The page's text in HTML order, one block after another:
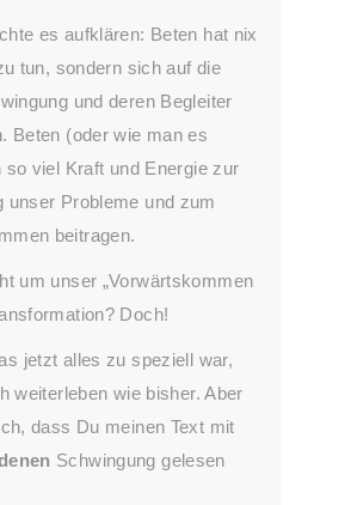
es aufklären: Beten hat nix
tun, sondern sich auf die
und deren Begleiter
Beten (oder wie man es
so viel Kraft und Energie zur
unser Probleme und zum
beitragen.
um unser „Vorwärtskommen
Doch!
jetzt alles zu speziell war,
weiterleben wie bisher. Aber
dass Du meinen Text mit
Schwingung gelesen